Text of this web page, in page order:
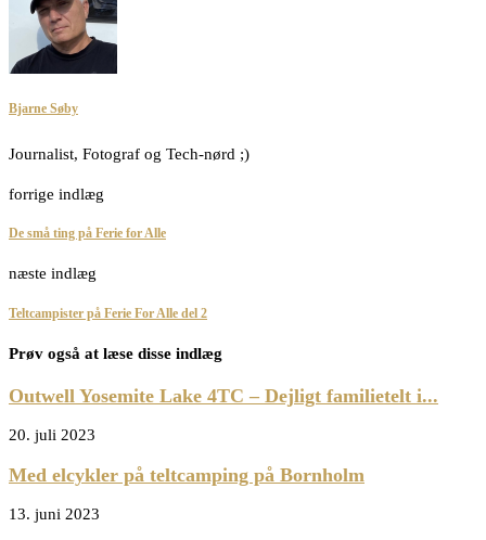
Bjarne Søby
Journalist, Fotograf og Tech-nørd ;)
forrige indlæg
De små ting på Ferie for Alle
næste indlæg
Teltcampister på Ferie For Alle del 2
Prøv også at læse disse indlæg
Outwell Yosemite Lake 4TC – Dejligt familietelt i...
20. juli 2023
Med elcykler på teltcamping på Bornholm
13. juni 2023